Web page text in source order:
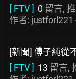
[ FTV ] 0 留言,
作者: justforl221
[新聞] 傅子純從
[ FTV ] 13 留言,